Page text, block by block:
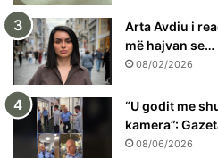
Arta Avdiu i
më hajvan se…
08/02/2026
“U godit me
kamera”:
08/06/2026